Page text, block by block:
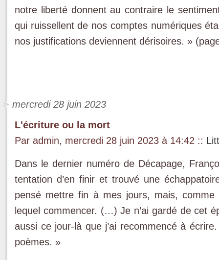
notre liberté donnent au contraire le
qui ruissellent de nos comptes numériques
nos justifications deviennent dérisoires. »
mercredi 28 juin 2023
L'écriture ou la mort
Par admin, mercredi 28 juin 2023 à 14:42 ::
Dans le dernier numéro de Décapage,
tentation d’en finir et trouvé une
pensé mettre fin à mes jours, mais,
lequel commencer. (…) Je n’ai gardé de cet
aussi ce jour-là que j’ai recommencé à
poèmes. »